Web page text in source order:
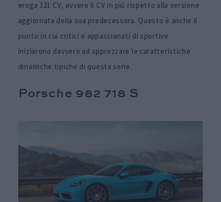
eroga 321 CV, ovvero 6 CV in più rispetto alla versione
aggiornata della sua predecessora. Questo è anche il
punto in cui critici e appassionati di sportive
iniziarono davvero ad apprezzare le caratteristiche
dinamiche tipiche di questa serie.
Porsche 982 718 S